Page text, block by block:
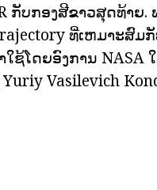
ກັບກອງສີຂາວສຸດທ້າຍ.
ທີ່ເຫມາະສົມ
ຊ້ໂດຍອົງການ NASA
Vasilevich